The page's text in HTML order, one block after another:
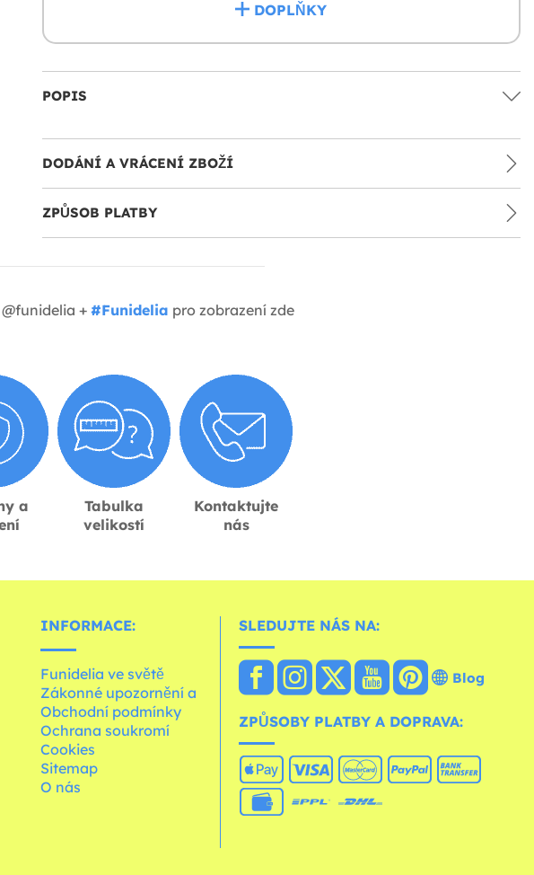
DOPLŇKY
POPIS
DODÁNÍ A VRÁCENÍ ZBOŽÍ
ZPŮSOB PLATBY
+ #Funidelia pro zobrazení zde
a
Tabulka
velikostí
Kontaktujte
nás
INFORMACE:
Funidelia ve světě
Zákonné upozornění a
Obchodní podmínky
Ochrana soukromí
Cookies
Sitemap
O nás
SLEDUJTE NÁS NA:
Blog
ZPŮSOBY PLATBY A DOPRAVA: